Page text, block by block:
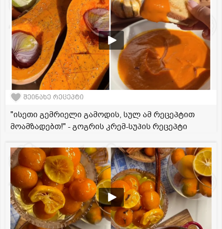
შეინახე რეცეპტი
"ისეთი გემრიელი გამოდის, სულ ამ რეცეპტით
მოამზადებთ!" - გოგრის კრემ-სუპის რეცეპტი